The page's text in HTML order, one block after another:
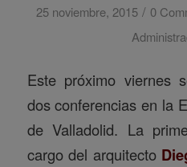
25 noviembre, 2015 / 0
Este próximo viernes
dos conferencias en la
de Valladolid. La
cargo del arquitecto